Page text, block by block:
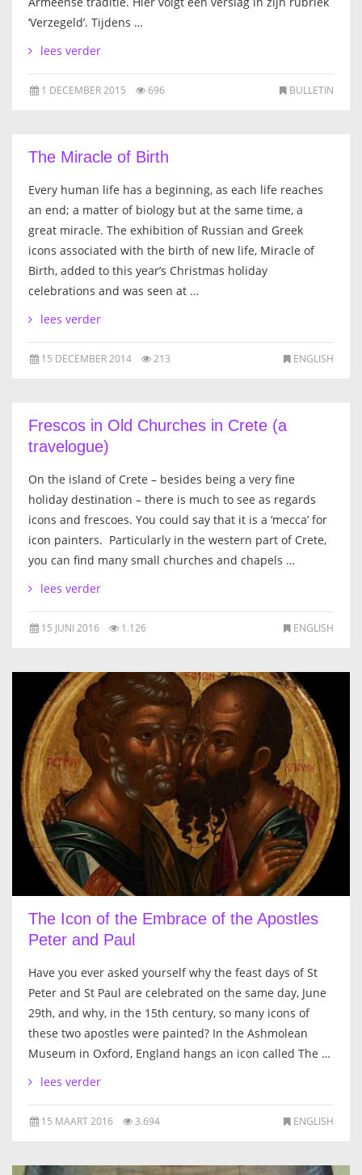
‘Verzegeld’. Tijdens …
lees verder
BULLETIN
1 DECEMBER 2015 696
The Miracle of Birth
Every human life has a beginning, as each life reaches
an end; a matter of biology but at the same time, a
great miracle. The exhibition of Russian and Greek
icons associated with the birth of new life, Miracle of
Birth, added to this year’s Christmas holiday
celebrations and was seen at …
lees verder
ENGLISH
15 DECEMBER 2014 213
Frescos in Old Churches in Crete (a
travelogue)
On the island of Crete – besides being a very fine
holiday destination – there is much to see as regards
icons and frescoes. You could say that it is a ‘mecca’ for
icon painters. Particularly in the western part of Crete,
you can find many small churches and chapels …
lees verder
ENGLISH
15 JUNI 2016 1.126
The Icon of the Embrace of the Apostles
Peter and Paul
Have you ever asked yourself why the feast days of St
Peter and St Paul are celebrated on the same day, June
29th, and why, in the 15th century, so many icons of
these two apostles were painted? In the Ashmolean
Museum in Oxford, England hangs an icon called The …
lees verder
ENGLISH
15 MAART 2016 3.694